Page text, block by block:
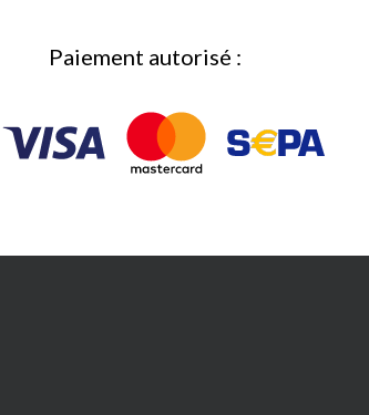
Paiement autorisé :